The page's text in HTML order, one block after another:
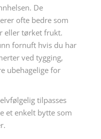
De
ofte bedre som
eller tørket frukt.
fornuft hvis du har
ved tygging,
ubehagelige for
tilpasses
et enkelt bytte som